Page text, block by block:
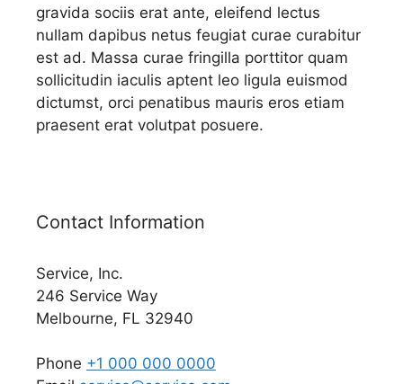
gravida sociis erat ante, eleifend lectus
nullam dapibus netus feugiat curae curabitur
est ad. Massa curae fringilla porttitor quam
sollicitudin iaculis aptent leo ligula euismod
dictumst, orci penatibus mauris eros etiam
praesent erat volutpat posuere.
Contact Information
Service, Inc.
246 Service Way
Melbourne, FL 32940
Phone +1 000 000 0000